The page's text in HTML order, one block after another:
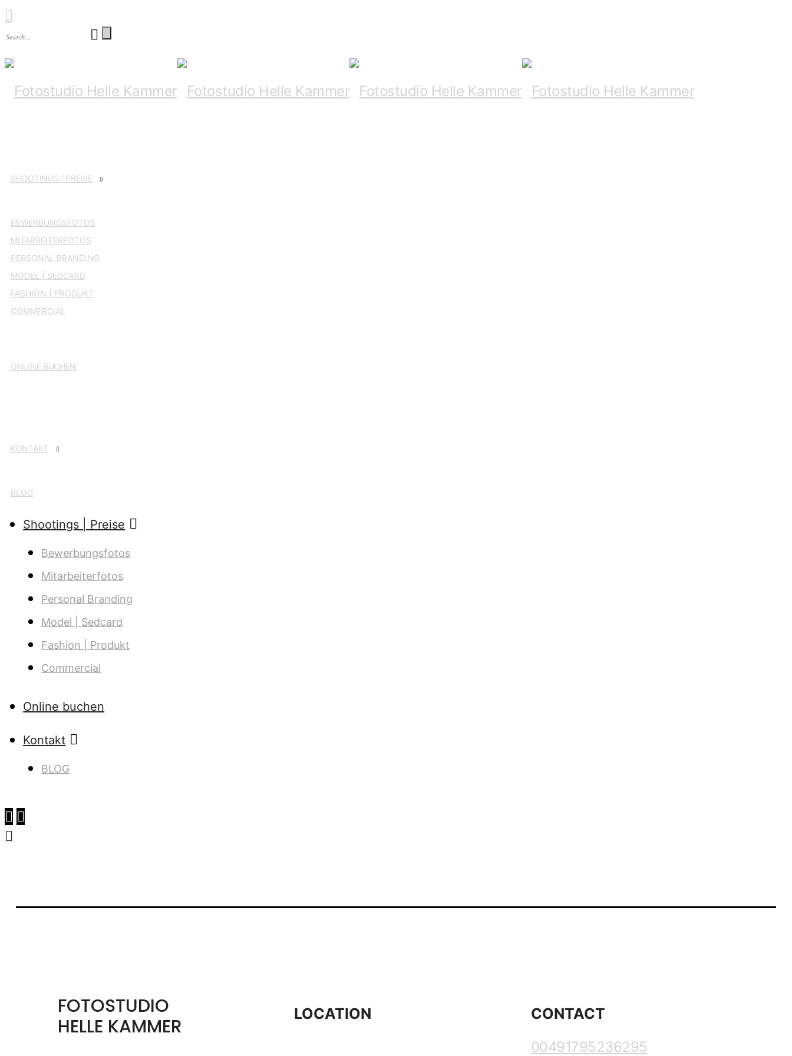
SHOO­TINGS | PREISE
BEWER­BUNGS­FO­TOS
MIT­AR­BEI­TER­FO­TOS
PER­SO­NAL BRANDING
MODEL | SEDCARD
FASHION | PRODUKT
COM­MER­CIAL
ONLINE BUCHEN
KON­TAKT
BLOG
Shoo­tings | Preise
Bewer­bungs­fo­tos
Mit­ar­bei­ter­fo­tos
Per­so­nal Branding
Model | Sedcard
Fashion | Produkt
Com­mer­cial
Online buchen
Kon­takt
BLOG
FOTOSTUDIO
HELLE KAMMER
LOCATION CONTACT
00491795236295